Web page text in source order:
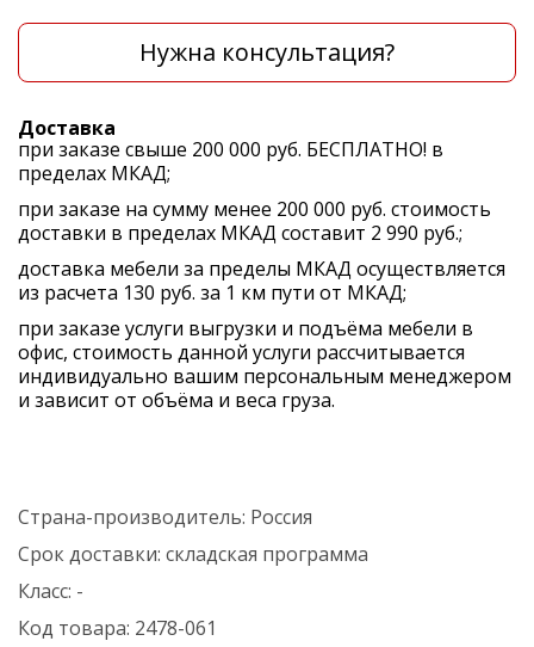
Нужна консультация?
Доставка
при заказе свыше 200 000 руб. БЕСПЛАТНО! в
пределах МКАД;
при заказе на сумму менее 200 000 руб. стоимость
доставки в пределах МКАД составит 2 990 руб.;
доставка мебели за пределы МКАД осуществляется
из расчета 130 руб. за 1 км пути от МКАД;
при заказе услуги выгрузки и подъёма мебели в
офис, стоимость данной услуги рассчитывается
индивидуально вашим персональным менеджером
и зависит от объёма и веса груза.
Страна-производитель: Россия
Срок доставки: складская программа
Класс: -
Код товара: 2478-061